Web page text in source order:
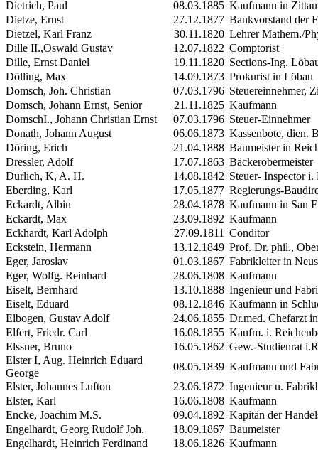
Dietrich, Paul
08.03.1885 Kaufmann in Zittau
Dietze, Ernst
27.12.1877 Bankvorstand der
Dietzel, Karl Franz
30.11.1820 Lehrer Mathem./
Dille II.,Oswald Gustav 12.07.1822 Comptorist
Dille, Ernst Daniel
19.11.1820 Sections-Ing.
Dölling, Max
14.09.1873 Prokurist in Löbau
Domsch, Joh. Christian
07.03.1796 Steuereinnehmer,
Domsch, Johann Ernst, Senior
21.11.1825 Kaufmann
DomschI., Johann Christian Ernst 07.03.1796 Steuer-Einnehmer
Donath, Johann August
06.06.1873 Kassenbote, dien.
Döring, Erich
21.04.1888 Baumeister in
Dressler, Adolf
17.07.1863 Bäckerobermeister
Dürlich, K, A. H.
14.08.1842 Steuer- Inspector i.
Eberding, Karl
17.05.1877 Regierungs-
Eckardt, Albin
28.04.1878 Kaufmann in San
Eckardt, Max
23.09.1892 Kaufmann
Eckhardt, Karl Adolph
27.09.1811 Conditor
Eckstein, Hermann
13.12.1849 Prof. Dr. phil.,
Eger, Jaroslav
01.03.1867 Fabrikleiter in
Eger, Wolfg. Reinhard
28.06.1808 Kaufmann
Eiselt, Bernhard
13.10.1888 Ingenieur und
Eiselt, Eduard
08.12.1846 Kaufmann in
Elbogen, Gustav Adolf
24.06.1855 Dr.med. Chefarzt
Elfert, Friedr. Carl
16.08.1855 Kaufm. i.
Elssner, Bruno
16.05.1862 Gew.-Studienrat
ElsterI, Aug. Heinrich Eduard
George
08.05.1839 Kaufmann und
Elster, Johannes Lufton 23.06.1872 Ingenieur u.
Elster, Karl
16.06.1808 Kaufmann
Encke, Joachim M.S. 09.04.1892 Kapitän der
Engelhardt, Georg Rudolf Joh.
18.09.1867 Baumeister
Engelhardt, Heinrich Ferdinand
18.06.1826 Kaufmann